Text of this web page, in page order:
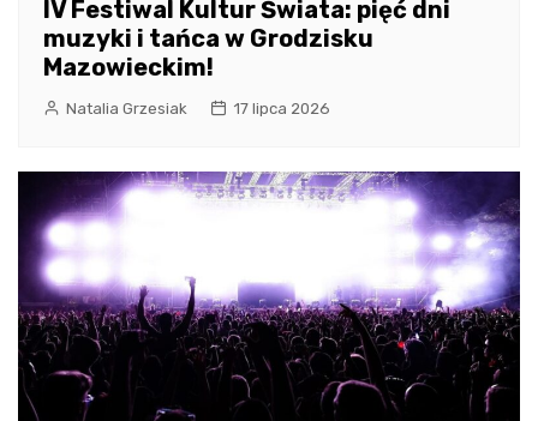
IV Festiwal Kultur Świata: pięć dni
muzyki i tańca w Grodzisku
Mazowieckim!
Natalia Grzesiak 17 lipca 2026